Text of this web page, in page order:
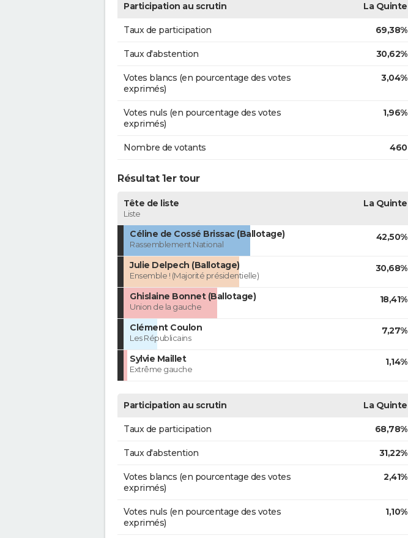
Participation au scrutin La Quinte
Taux de participation 69,38%
Taux d'abstention 30,62%
Votes blancs (en pourcentage des votes
exprimés)
3,04%
Votes nuls (en pourcentage des votes
exprimés)
1,96%
Nombre de votants 460
Résultat 1er tour
Tête de liste
Liste
La Quinte
Céline de Cossé Brissac (Ballotage)
Rassemblement National
42,50%
Julie Delpech (Ballotage)
Ensemble ! (Majorité présidentielle)
30,68%
Ghislaine Bonnet (Ballotage)
Union de la gauche
18,41%
Clément Coulon
Les Républicains
7,27%
Sylvie Maillet
Extrême gauche
1,14%
Participation au scrutin La Quinte
Taux de participation 68,78%
Taux d'abstention 31,22%
Votes blancs (en pourcentage des votes
exprimés)
2,41%
Votes nuls (en pourcentage des votes
exprimés)
1,10%